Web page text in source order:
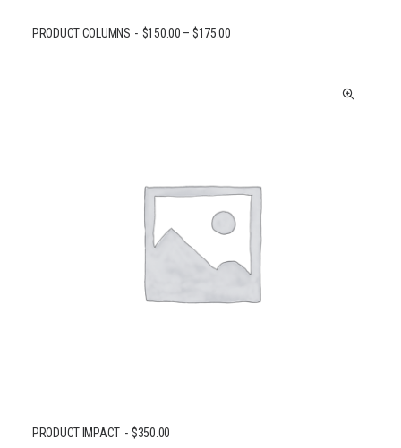
PRODUCT COLUMNS $150.00 – $175.00
PRODUCT IMPACT $350.00